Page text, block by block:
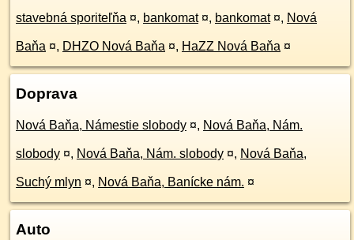
stavebná sporiteľňa ¤, bankomat ¤, bankomat ¤, Nová
Baňa ¤, DHZO Nová Baňa ¤, HaZZ Nová Baňa ¤
Doprava
Nová Baňa, Námestie slobody ¤, Nová Baňa, Nám.
slobody ¤, Nová Baňa, Nám. slobody ¤, Nová Baňa,
Suchý mlyn ¤, Nová Baňa, Banícke nám. ¤
Auto